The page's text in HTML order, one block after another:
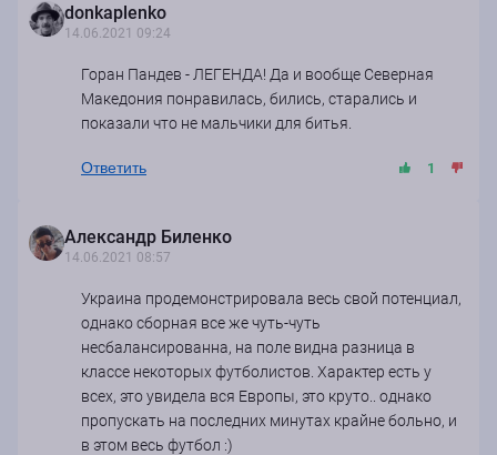
donkaplenko
14.06.2021 09:24
Горан Пандев - ЛЕГЕНДА! Да и вообще Северная
Македония понравилась, бились, старались и
показали что не мальчики для битья.
Ответить 1
Александр Биленко
14.06.2021 08:57
Украина продемонстрировала весь свой потенциал,
однако сборная все же чуть-чуть
несбалансированна, на поле видна разница в
классе некоторых футболистов. Характер есть у
всех, это увидела вся Европы, это круто.. однако
пропускать на последних минутах крайне больно, и
в этом весь футбол :)